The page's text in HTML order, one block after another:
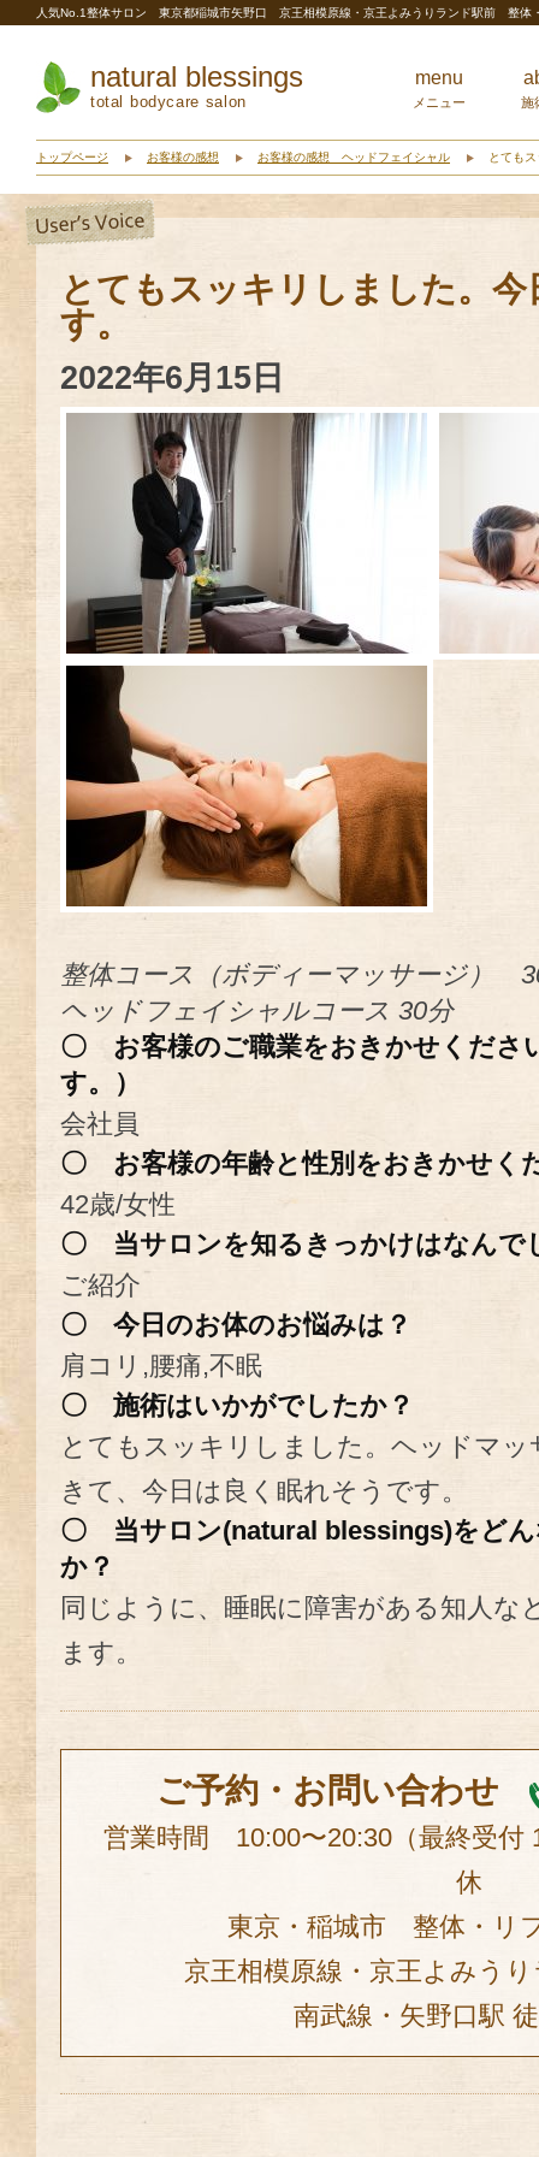
人気No.1整体サロン 東京都稲城市矢野口 京王相模原線・京王よみうりランド駅前 整
natural blessings
total bodycare salon
menu
メニュー 施
トップページ お客様の感想 お客様の感想 ヘッドフェイシャル とても
とてもスッキリしました。
す。
2022年6月15日
整体コース（ボディーマッサージ）
ヘッドフェイシャルコース 30分
〇 お客様のご職業をおきかせくださ
す。）
会社員
〇 お客様の年齢と性別をおきかせく
42歳/女性
〇 当サロンを知るきっかけはなんで
ご紹介
〇 今日のお体のお悩みは？
肩コリ,腰痛,不眠
〇 施術はいかがでしたか？
とてもスッキリしました。ヘッドマ
きて、今日は良く眠れそうです。
〇 当サロン(natural blessings)をど
か？
同じように、睡眠に障害がある知人な
ます。
ご予約・お問い合わせ
営業時間 10:00〜20:30（最終受
休
東京・稲城市 整体・リ
京王相模原線・京王よみう
南武線・矢野口駅